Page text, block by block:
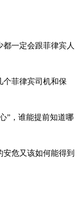
一定会跟菲律宾人
个菲律宾司机和保
”，谁能提前知道哪
危又该如何能得到